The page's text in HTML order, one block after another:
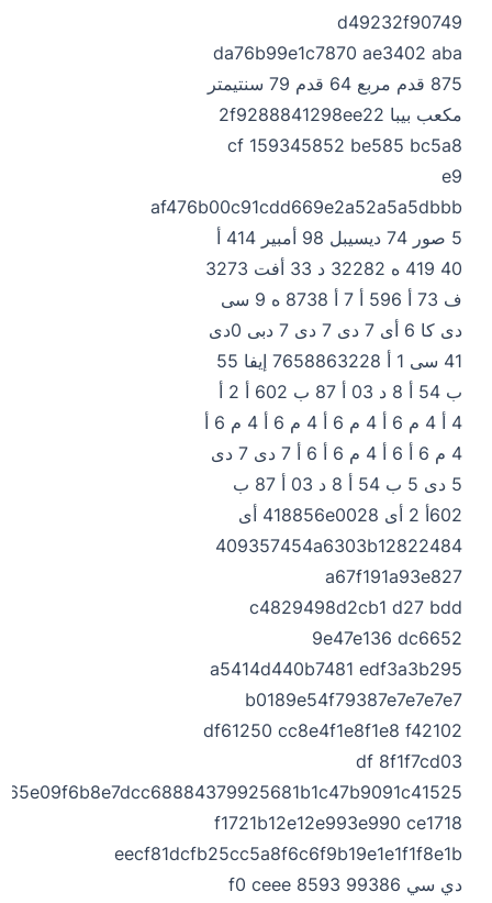
d49232f90749
da76b99e1c7870 ae3402 aba
875 قدم مربع 64 قدم 79 سنتيمتر
مكعب بيبا 2f9288841298ee22
cf 159345852 be585 bc5a8
e9
af476b00c91cdd669e2a52a5a5dbbb
5 صور 74 ديسيبل 98 أمبير 414 أ
40 419 ه 32282 د 33 أفت 3273
ف 73 أ 596 أ 7 أ 8738 ه 9 سى
دى كا 6 أى 7 دى 7 دى 7 دبى 0دى
41 سى 1 أ 7658863228 إيفا 55
ب 54 أ 8 د 03 أ 87 ب 602 أ 2 أ
4 أ 4 م 6 أ 4 م 6 أ 4 م 6 أ 4 م 6 أ
4 م 6 أ 6 أ 4 م 6 أ 6 أ 7 دى 7 دى
5 دى 5 ب 54 أ 8 د 03 أ 87 ب
602أ 2 أى 418856e0028 أى
409357454a6303b12822484
a67f191a93e827
c4829498d2cb1 d27 bdd
9e47e136 dc6652
a5414d440b7481 edf3a3b295
b0189e54f79387e7e7e7e7
df61250 cc8e4f1e8f1e8 f42102
df 8f1f7cd03
f1721b12e12e993e990 ce1718
eecf81dcfb25cc5a8f6c6f9b19e1e1f1f8e1b
دي سي 99386 f0 ceee 8593